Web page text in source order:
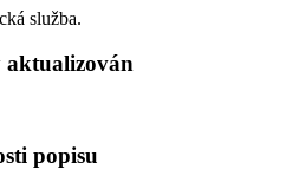
služba.
aktualizován
popisu